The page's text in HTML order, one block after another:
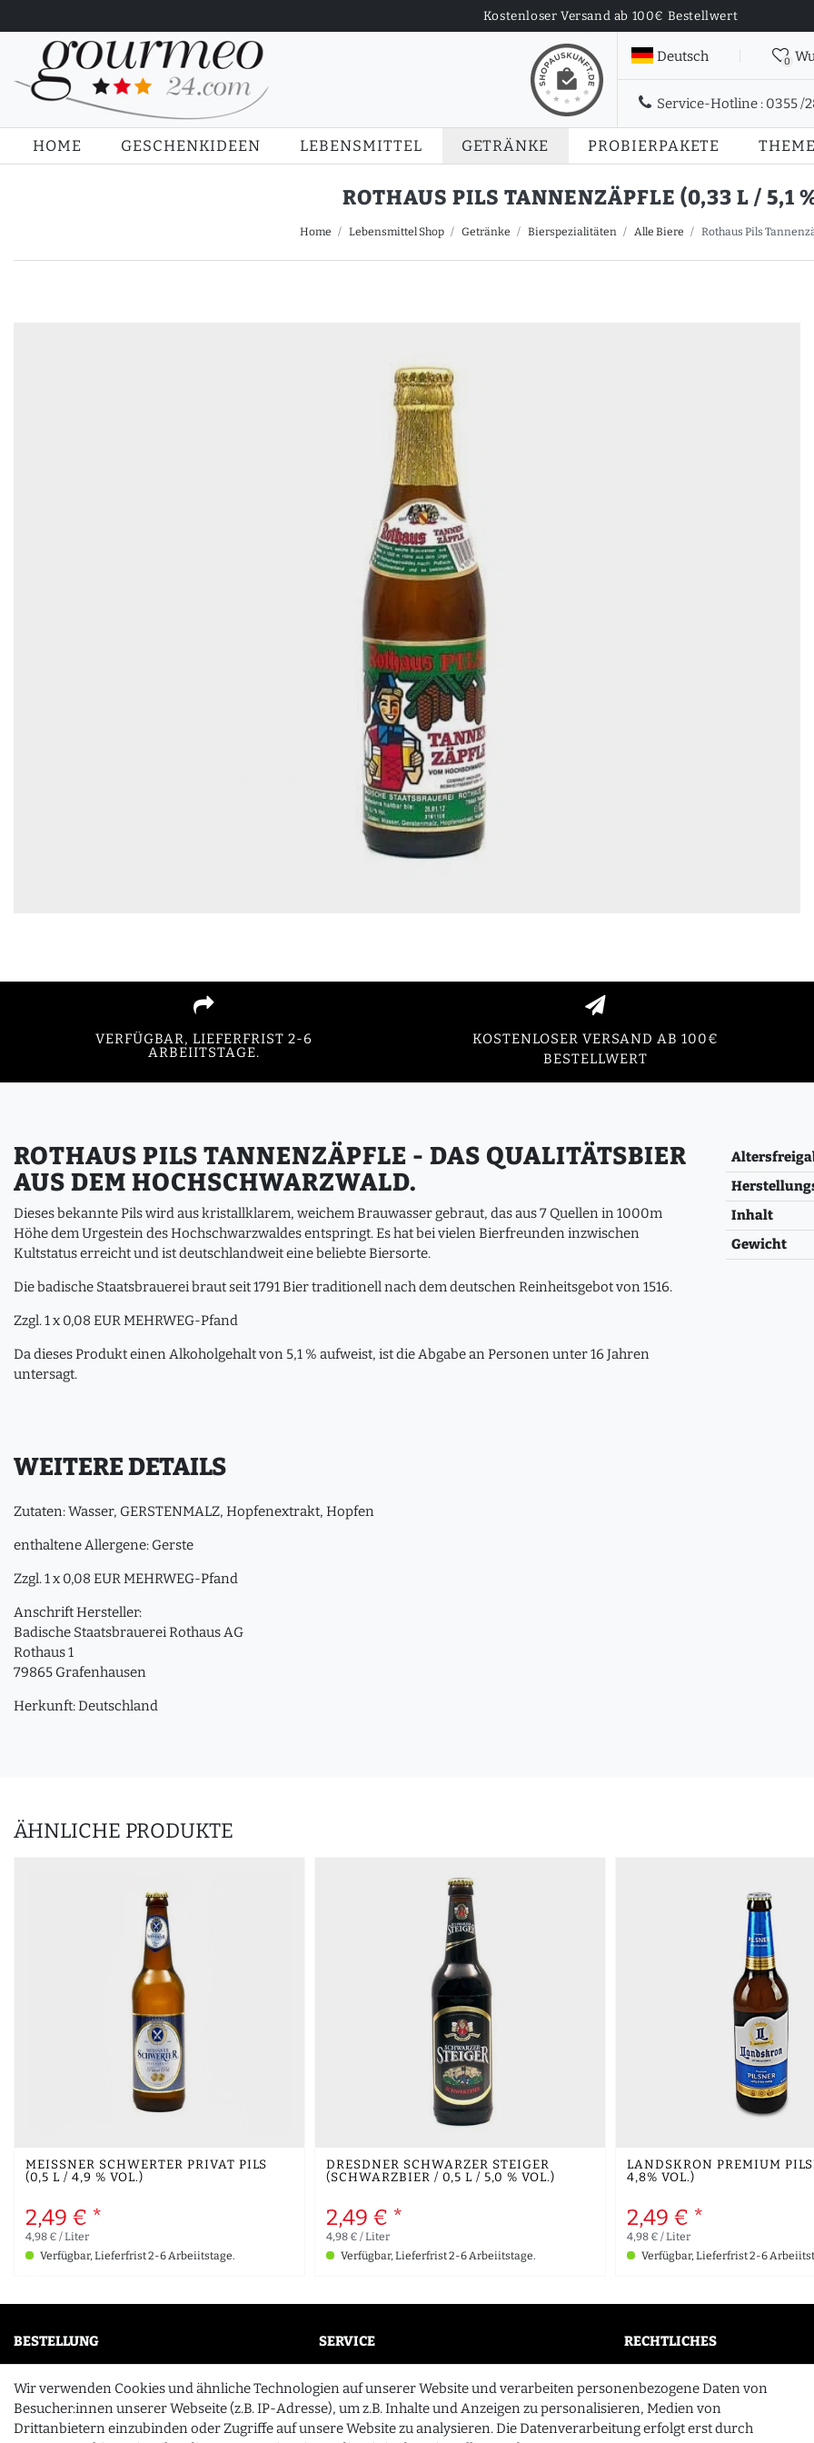
Kostenloser Versand ab 100€ Bestellwert
Deutsch 0
Service-Hotline : 0355 /
HOME GESCHENKIDEEN LEBENSMITTEL GETRÄNKE PROBIERPAKETE
ROTHAUS PILS TANNENZÄPFLE (0,33 L / 5,1
Home Lebensmittel Shop Getränke Bierspezialitäten Alle Biere Rothaus Pils
VERFÜGBAR, LIEFERFRIST 2-6
ARBEIITSTAGE.
KOSTENLOSER VERSAND AB 100€
BESTELLWERT
ROTHAUS PILS TANNENZÄPFLE - DAS QUALITÄTSBIER
AUS DEM HOCHSCHWARZWALD.
Dieses bekannte Pils wird aus kristallklarem, weichem Brauwasser gebraut, das aus 7 Quellen in 1000m
Höhe dem Urgestein des Hochschwarzwaldes entspringt. Es hat bei vielen Bierfreunden inzwischen
Kultstatus erreicht und ist deutschlandweit eine beliebte Biersorte.
Die badische Staatsbrauerei braut seit 1791 Bier traditionell nach dem deutschen Reinheitsgebot von 1516.
Zzgl. 1 x 0,08 EUR MEHRWEG-Pfand
Da dieses Produkt einen Alkoholgehalt von 5,1 % aufweist, ist die Abgabe an Personen unter 16 Jahren
untersagt.
WEITERE DETAILS
Zutaten: Wasser, GERSTENMALZ, Hopfenextrakt, Hopfen
enthaltene Allergene: Gerste
Zzgl. 1 x 0,08 EUR MEHRWEG-Pfand
Anschrift Hersteller:
Badische Staatsbrauerei Rothaus AG
Rothaus 1
79865 Grafenhausen
Herkunft: Deutschland
Inhalt
Gewicht
ÄHNLICHE PRODUKTE
MEISSNER SCHWERTER PRIVAT PILS
(0,5 L / 4,9 % VOL.)
2,49 € *
4,98 € / Liter
Verfügbar, Lieferfrist 2-6 Arbeiitstage.
DRESDNER SCHWARZER STEIGER
(SCHWARZBIER / 0,5 L / 5,0 % VOL.)
2,49 € *
4,98 € / Liter
Verfügbar, Lieferfrist 2-6 Arbeiitstage.
LANDSKRON PREMIUM
4,8% VOL.)
2,49 € *
4,98 € / Liter
Verfügbar, Lieferfrist 2-6
BESTELLUNG
Wunschliste
Zahlung & Versand
SERVICE
Unternehmen
Kontakt
RECHTLICHES
Widerrufsrecht
Datenschutzerklärung
Wir verwenden Cookies und ähnliche Technologien auf unserer Website und verarbeiten personenbezogene Daten von
Besucher:innen unserer Webseite (z.B. IP-Adresse), um z.B. Inhalte und Anzeigen zu personalisieren, Medien von
Drittanbietern einzubinden oder Zugriffe auf unsere Website zu analysieren. Die Datenverarbeitung erfolgt erst durch